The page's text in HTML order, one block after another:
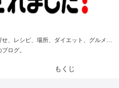
、レシピ、場所、ダイエット、グルメ…
ブログ。
もくじ